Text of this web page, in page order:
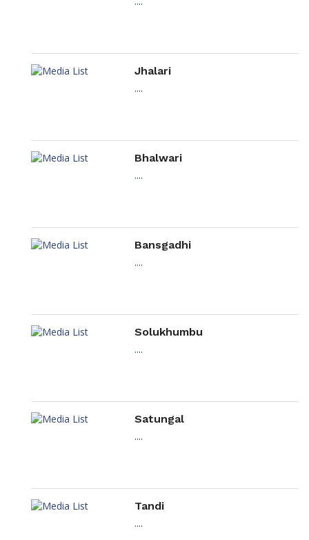
Jhalari
....
Bhalwari
....
Bansgadhi
....
Solukhumbu
....
Satungal
....
Tandi
....